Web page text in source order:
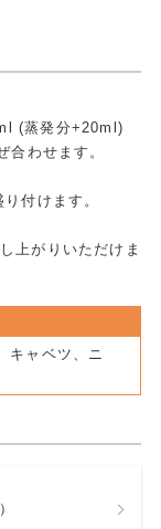
(蒸発分+20ml)
合わせます。
付けます。
上がりいただけま
キャベツ、ニ